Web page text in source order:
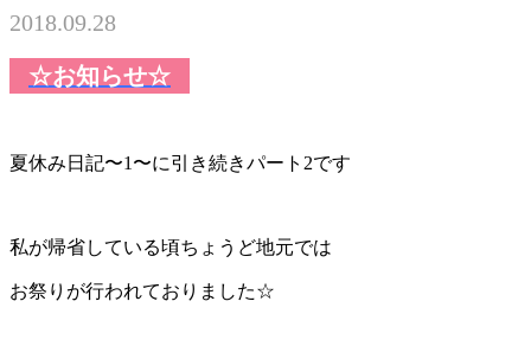
2018.09.28
☆お知らせ☆
夏休み日記〜1〜に引き続きパート2です
私が帰省している頃ちょうど地元では
お祭りが行われておりました☆